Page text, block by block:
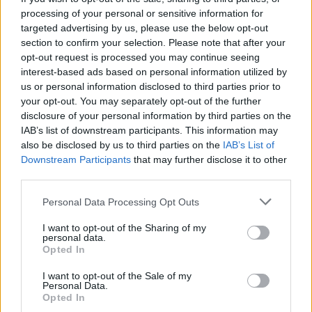
processing of your personal or sensitive information for
targeted advertising by us, please use the below opt-out
section to confirm your selection. Please note that after your
opt-out request is processed you may continue seeing
interest-based ads based on personal information utilized by
us or personal information disclosed to third parties prior to
your opt-out. You may separately opt-out of the further
disclosure of your personal information by third parties on the
IAB’s list of downstream participants. This information may
also be disclosed by us to third parties on the IAB’s List of
Downstream Participants that may further disclose it to other
Personal Data Processing Opt Outs
I want to opt-out of the Sharing of my
personal data.
Opted In
I want to opt-out of the Sale of my
Personal Data.
Opted In